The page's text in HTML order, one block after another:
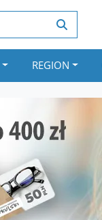
REGION